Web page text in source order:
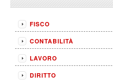
FISCO
CONTABILITÀ
LAVORO
DIRITTO